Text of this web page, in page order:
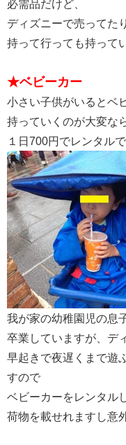
必需品だけど、
ディズニーで売ってた
持って行っても持って
★ベビーカー
小さい子供がいるとベ
持っていくのが大変な
１日700円でレンタルで
我が家の幼稚園児の息
卒業していますが、デ
早起きで夜遅くまで遊
すので
ベビーカーをレンタル
荷物を載せれますし意